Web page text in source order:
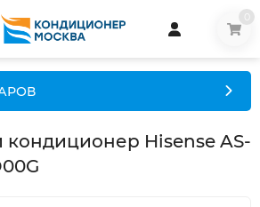
Hisense AS-